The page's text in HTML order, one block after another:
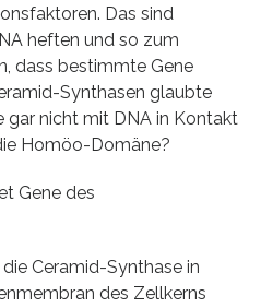
Das sind
heften und so zum
dass bestimmte Gene
Synthasen glaubte
gar nicht mit DNA in Kontakt
Homöo-Domäne?
Gene des
Ceramid-Synthase in
des Zellkerns